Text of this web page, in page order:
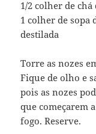
1/2 colher de
1 colher de sopa
destilada
Torre as nozes
Fique de olho e
pois as nozes
que começarem
fogo. Reserve.